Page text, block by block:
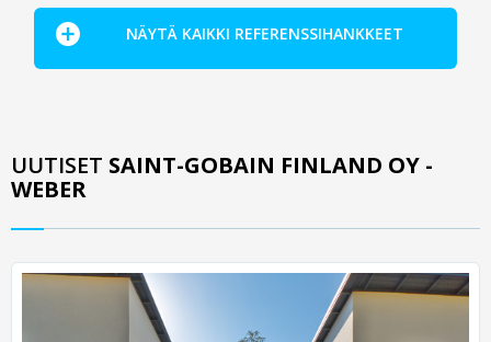
NÄYTÄ KAIKKI REFERENSSIHANKKEET
UUTISET SAINT-GOBAIN FINLAND OY -
WEBER